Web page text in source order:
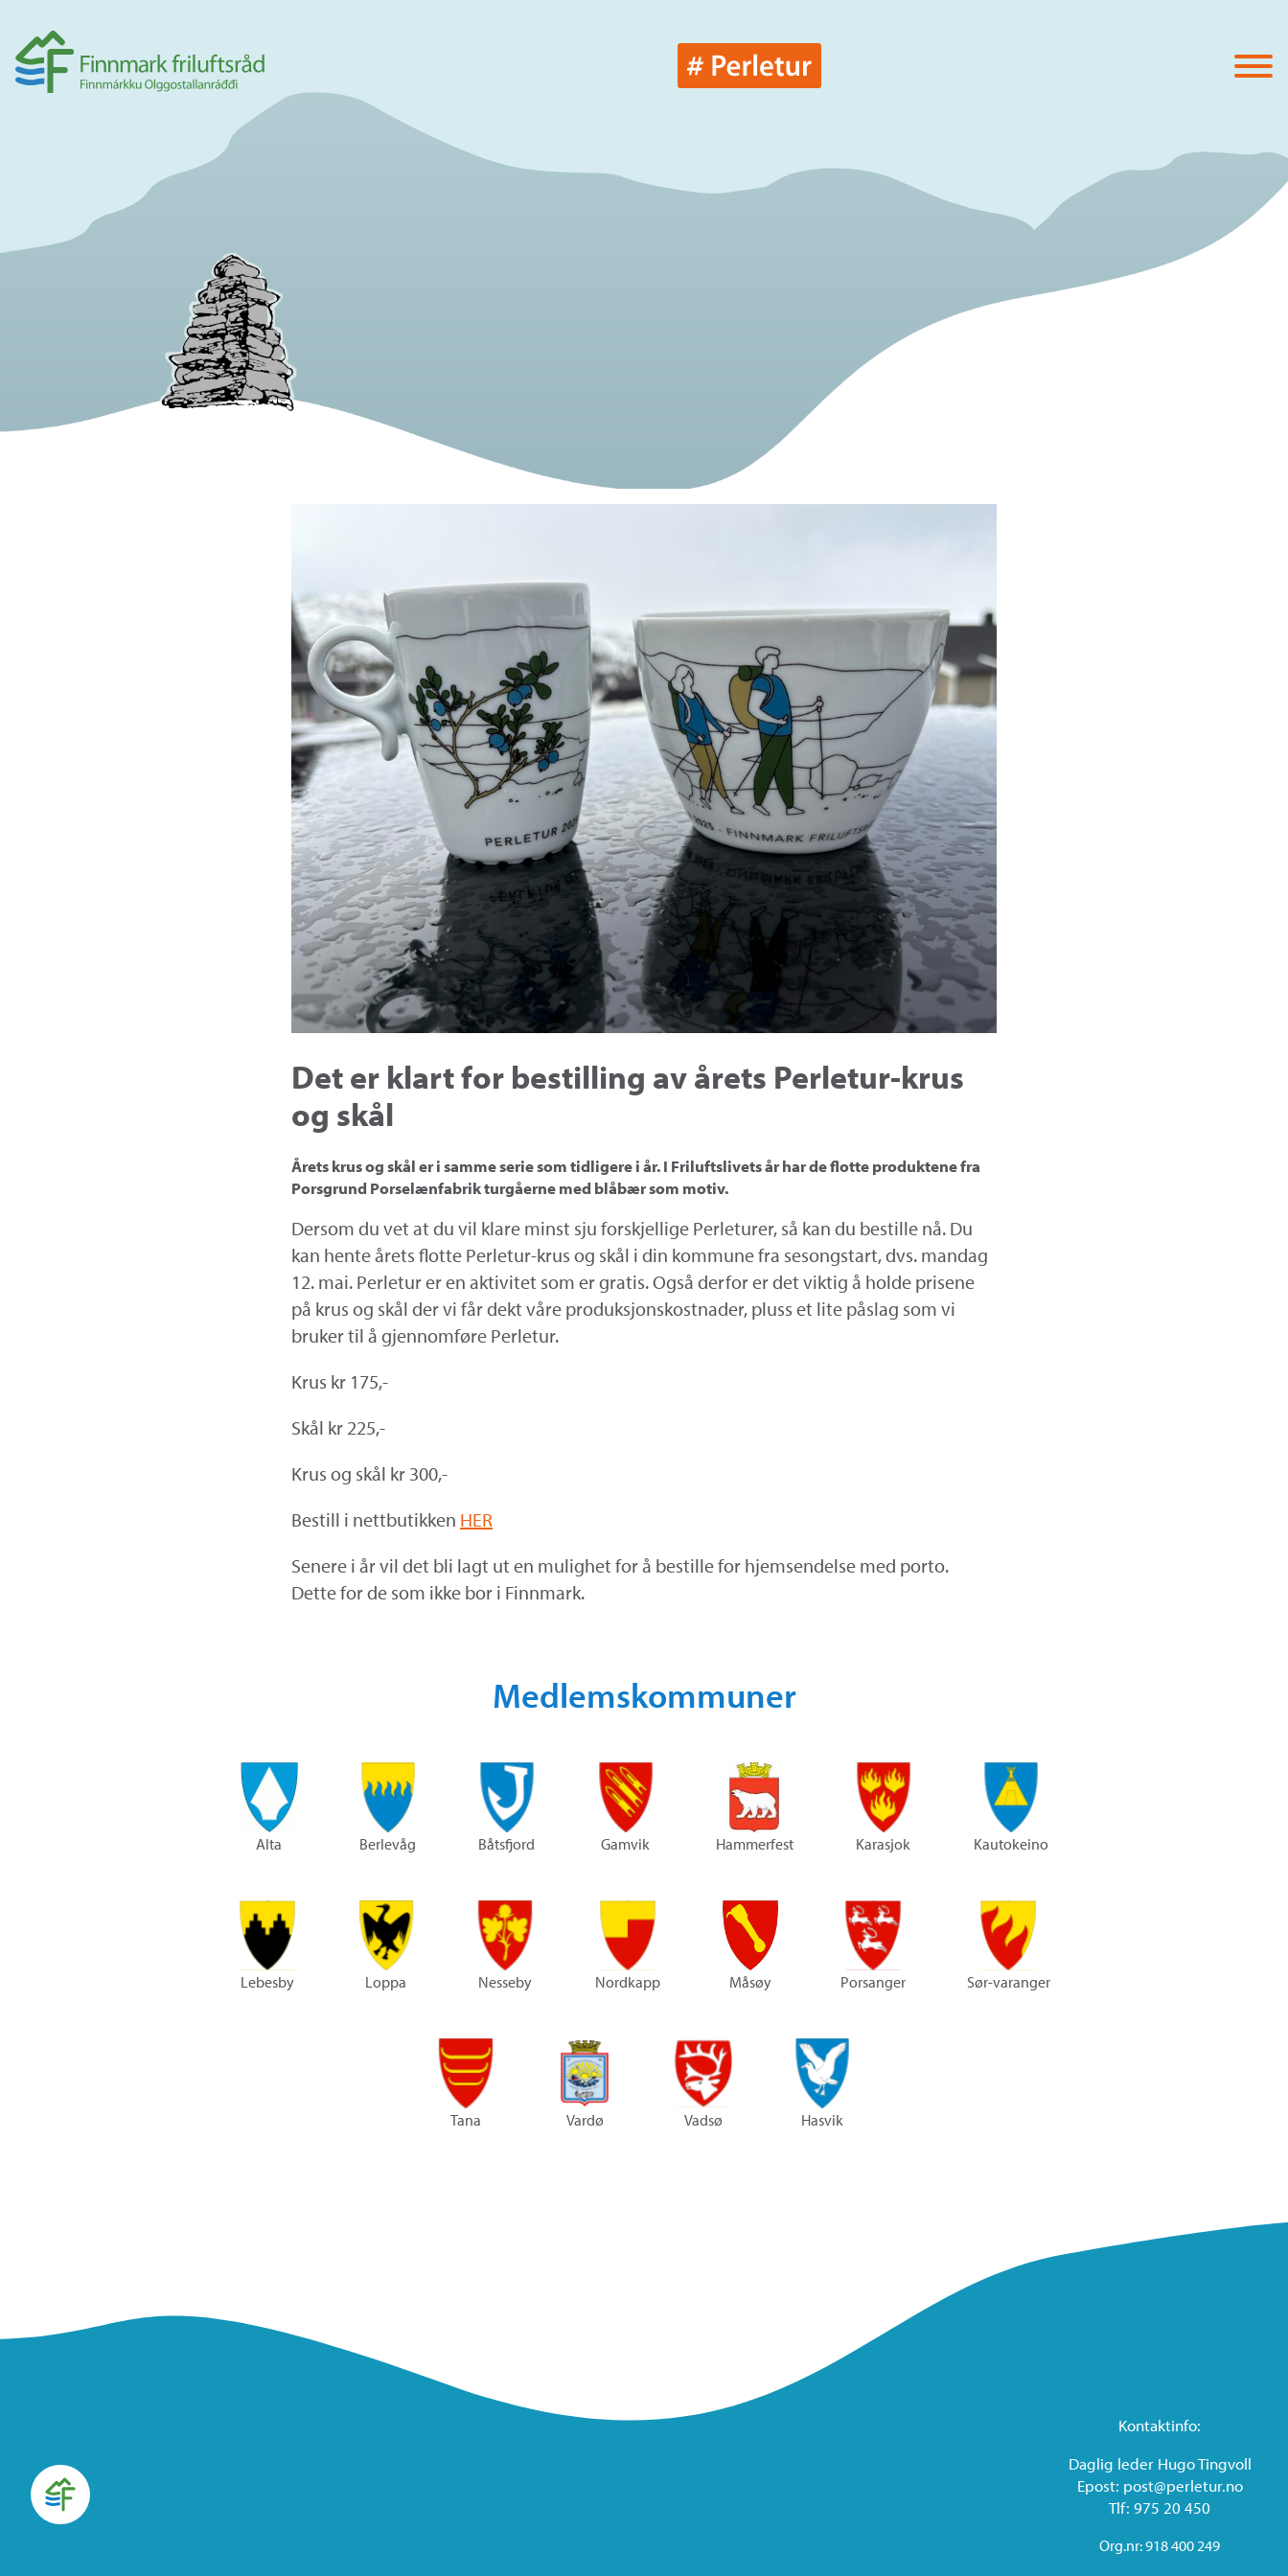
Det er klart for bestilling av årets Perletur-krus
og skål
Årets krus og skål er i samme serie som tidligere i år. I Friluftslivets år har de flotte produktene fra
Porsgrund Porselænfabrik turgåerne med blåbær som motiv.
Dersom du vet at du vil klare minst sju forskjellige Perleturer, så kan du bestille nå. Du
kan hente årets flotte Perletur-krus og skål i din kommune fra sesongstart, dvs. mandag
12. mai. Perletur er en aktivitet som er gratis. Også derfor er det viktig å holde prisene
på krus og skål der vi får dekt våre produksjonskostnader, pluss et lite påslag som vi
bruker til å gjennomføre Perletur.
Krus kr 175,-
Skål kr 225,-
Krus og skål kr 300,-
Bestill i nettbutikken HER
Senere i år vil det bli lagt ut en mulighet for å bestille for hjemsendelse med porto.
Dette for de som ikke bor i Finnmark.
Medlemskommuner
Alta Berlevåg Båtsfjord Gamvik Hammerfest Karasjok Kautokeino
Lebesby Loppa Nesseby Nordkapp Måsøy Porsanger Sør-varanger
Tana Vardø Vadsø Hasvik
Kontaktinfo:
Daglig leder Hugo Tingvoll
Epost: post@perletur.no
Tlf: 975 20 450
Org.nr: 918 400 249